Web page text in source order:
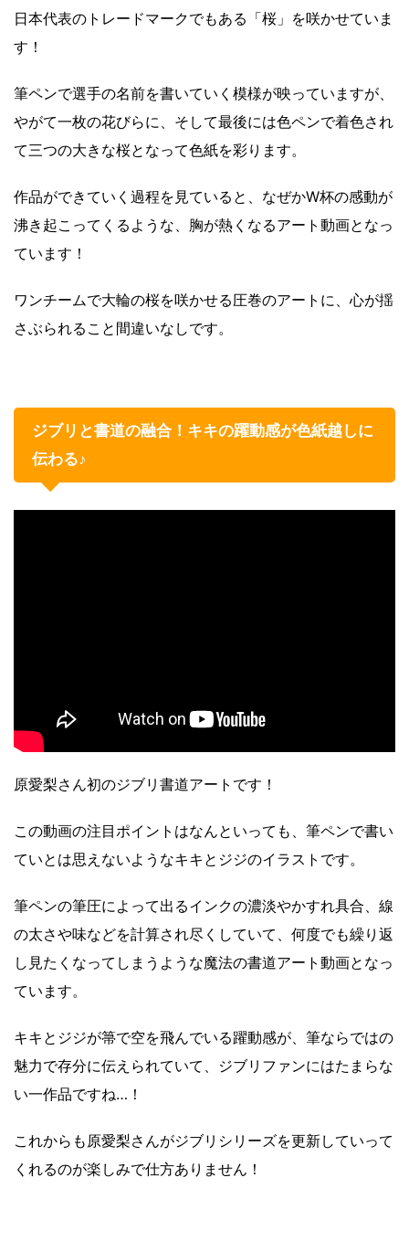
日本代表のトレードマークでもある「桜」を咲かせていま
す！
筆ペンで選手の名前を書いていく模様が映っていますが、
やがて一枚の花びらに、そして最後には色ペンで着色され
て三つの大きな桜となって色紙を彩ります。
作品ができていく過程を見ていると、なぜかW杯の感動が
沸き起こってくるような、胸が熱くなるアート動画となっ
ています！
ワンチームで大輪の桜を咲かせる圧巻のアートに、心が揺
さぶられること間違いなしです。
ジブリと書道の融合！キキの躍動感が色紙越しに
伝わる♪
原愛梨さん初のジブリ書道アートです！
この動画の注目ポイントはなんといっても、筆ペンで書い
ていとは思えないようなキキとジジのイラストです。
筆ペンの筆圧によって出るインクの濃淡やかすれ具合、線
の太さや味などを計算され尽くしていて、何度でも繰り返
し見たくなってしまうような魔法の書道アート動画となっ
ています。
キキとジジが箒で空を飛んでいる躍動感が、筆ならではの
魅力で存分に伝えられていて、ジブリファンにはたまらな
い一作品ですね…！
これからも原愛梨さんがジブリシリーズを更新していって
くれるのが楽しみで仕方ありません！